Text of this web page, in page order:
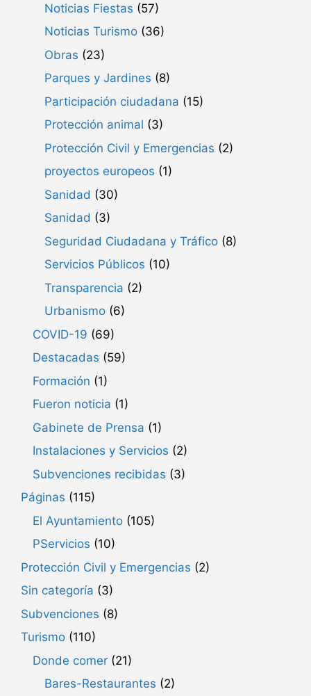
Noticias Fiestas (57)
Noticias Turismo (36)
Obras (23)
Parques y Jardines (8)
Participación ciudadana (15)
Protección animal (3)
Protección Civil y Emergencias (2)
proyectos europeos (1)
Sanidad (30)
Sanidad (3)
Seguridad Ciudadana y Tráfico (8)
Servicios Públicos (10)
Transparencia (2)
Urbanismo (6)
COVID-19 (69)
Destacadas (59)
Formación (1)
Fueron noticia (1)
Gabinete de Prensa (1)
Instalaciones y Servicios (2)
Subvenciones recibidas (3)
Páginas (115)
El Ayuntamiento (105)
PServicios (10)
Protección Civil y Emergencias (2)
Sin categoría (3)
Subvenciones (8)
Turismo (110)
Donde comer (21)
Bares-Restaurantes (2)